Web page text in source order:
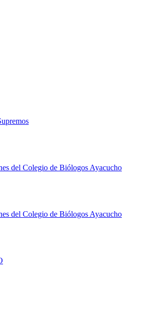
del Colegio de Biólogos Ayacucho
del Colegio de Biólogos Ayacucho